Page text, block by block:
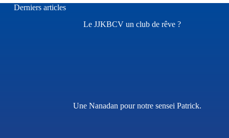
Derniers articles
Le JJKBCV un club de rêve ?
Une Nanadan pour notre sensei Patrick.